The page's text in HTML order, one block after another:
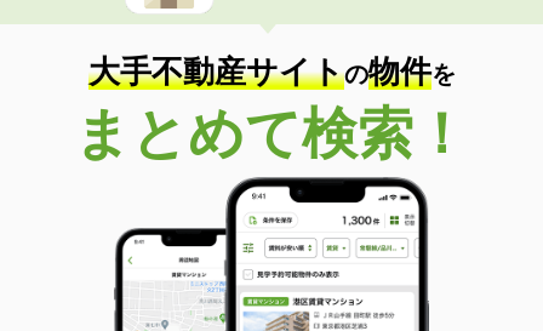
大手不動産サイトの物件を
まとめて検索！